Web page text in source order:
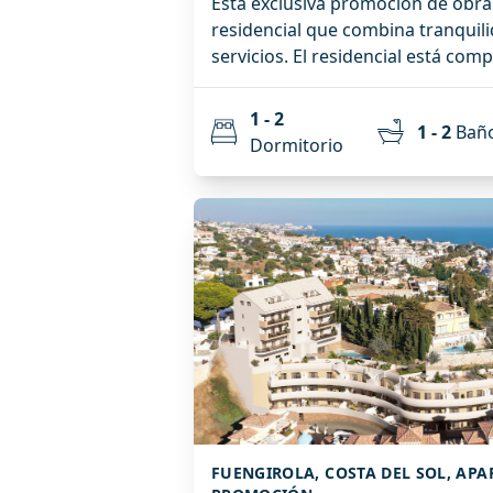
residencial que combina
servicios. El residencial está compuesto por tan solo 10
viviendas plurifamiliares de 1 y 2
para ofrecer confort,
moderno. Destacan sus bajos con amplias terrazas y los
adquirir plazas de aparcamiento y
contará con una sala de usos
decidido por la comunidad
adaptarse como espacio de
espacio de bienestar u otros
1 - 2
Dormitorio
1 - 2
FUENGIROLA, COSTA DEL SOL,